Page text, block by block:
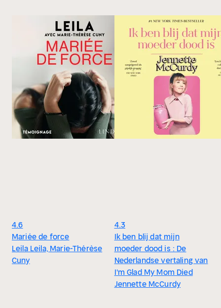
4.6
Mariée de force
Leila Leila, Marie-Thérèse
Cuny
4.3
Ik ben blij dat mijn
moeder dood is : De
Nederlandse vertaling van
I'm Glad My Mom Died
Jennette McCurdy